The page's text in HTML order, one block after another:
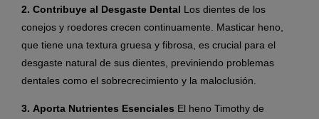
2. Contribuye al Desgaste Dental Los dientes de los
conejos y roedores crecen continuamente. Masticar heno,
que tiene una textura gruesa y fibrosa, es crucial para el
desgaste natural de sus dientes, previniendo problemas
dentales como el sobrecrecimiento y la maloclusión.
3. Aporta Nutrientes Esenciales El heno Timothy de